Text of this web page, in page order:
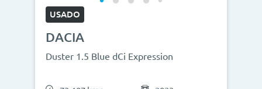
Campanha
USADO
DACIA
Duster 1.5 Blue dCi Expression